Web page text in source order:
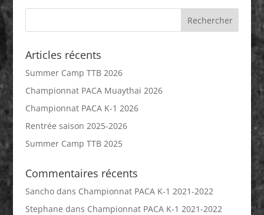
Articles récents
Summer Camp TTB 2026
Championnat PACA Muaythai 2026
Championnat PACA K-1 2026
Rentrée saison 2025-2026
Summer Camp TTB 2025
Commentaires récents
Sanchodans Championnat PACA K-1 2021-2022
Stephane dans Championnat PACA K-1 2021-2022